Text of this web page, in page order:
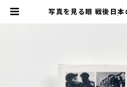
写真を見る眼 戦後日本の写真表現 <